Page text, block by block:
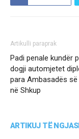
Artikulli paraprak
Padi penale kundër
dogji automjetet
para Ambasadës së
në Shkup
ARTIKUJ TË